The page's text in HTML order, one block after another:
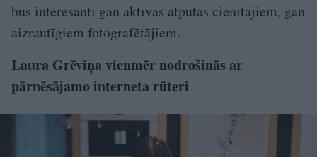
būs interesanti gan aktīvas atpūtas cienītājiem, gan
aizrautīgiem fotografētājiem.
Laura Grēviņa vienmēr nodrošinās ar
pārnēsājamo interneta rūteri